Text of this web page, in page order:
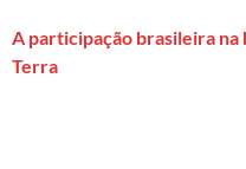
A participação brasileira na
Terra